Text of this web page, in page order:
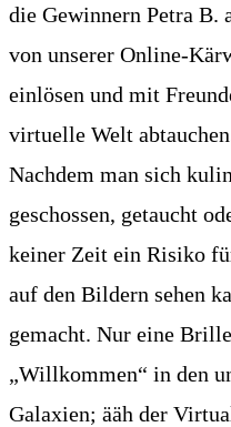
die Gewinnern Petra B.
von unserer Online-
einlösen und mit
virtuelle Welt
Nachdem man sich
geschossen, getaucht
keiner Zeit ein Risiko
auf den Bildern sehen
gemacht. Nur eine
„Willkommen“ in den
Galaxien; ääh der